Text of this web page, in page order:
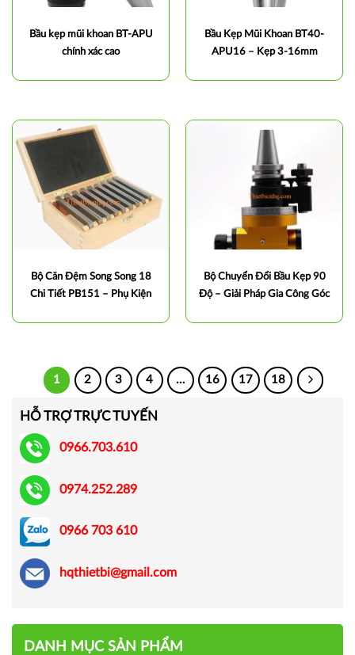
Bầu kẹp mũi khoan BT-APU
chính xác cao
Bầu Kẹp Mũi Khoan BT40-
APU16 – Kẹp 3-16mm
Bộ Căn Đệm Song Song 18
Chi Tiết PB151 – Phụ Kiện
Bộ Chuyển Đổi Bầu Kẹp 90
Độ – Giải Pháp Gia Công Góc
1 2 3 4 … 16 17 18
HỖ TRỢ TRỰC TUYẾN
0966.703.610
0974.252.289
0966 703 610
hqthietbi@gmail.com
DANH MỤC SẢN PHẨM